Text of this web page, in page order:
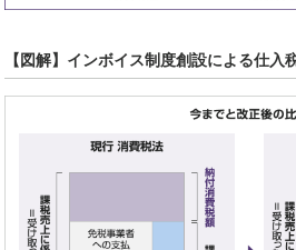
【図解】インボイス制度創設による仕入